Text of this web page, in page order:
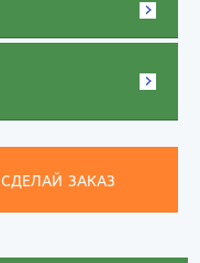
СДЕЛАЙ ЗАКАЗ